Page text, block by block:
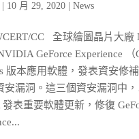
10 月 29, 2020| News
CC 全球繪圖晶片大廠
GeForce Experience （
版本應用軟體，發表資安修
安漏洞。這三個資安漏洞中
表重要軟體更新，修復